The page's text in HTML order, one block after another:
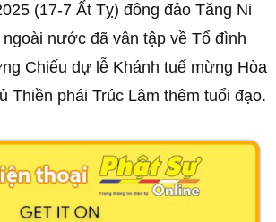
(17-7 Ất Tỵ) đông đảo Tăng Ni
nước đã vân tập về Tổ đình
Chiếu dự lễ Khánh tuế mừng Hòa
Thiền phái Trúc Lâm thêm tuổi đạo.